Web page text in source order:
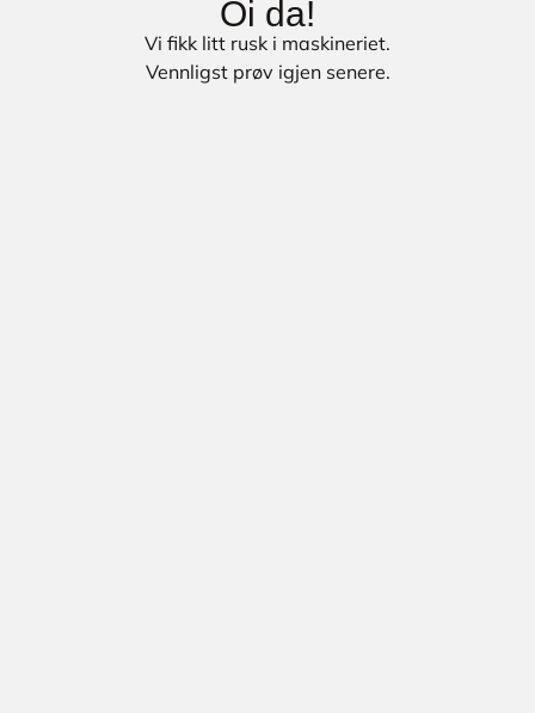
Oi da!
Vi fikk litt rusk i maskineriet.
Vennligst prøv igjen senere.